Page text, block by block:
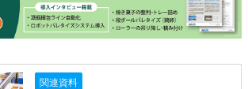
関連資料